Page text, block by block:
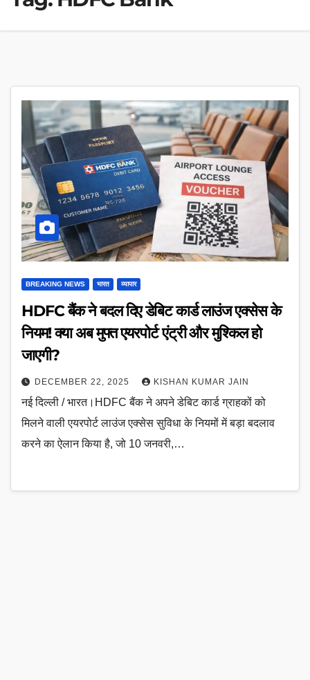
BREAKING NEWS भारत व्यापार
HDFC बैंक ने बदल दिए डेबिट कार्ड लाउंज एक्सेस के
नियम! क्या अब मुफ्त एयरपोर्ट एंट्री और मुश्किल हो
जाएगी?
DECEMBER 22, 2025 KISHAN KUMAR JAIN
नई दिल्ली / भारत।HDFC बैंक ने अपने डेबिट कार्ड ग्राहकों को
मिलने वाली एयरपोर्ट लाउंज एक्सेस सुविधा के नियमों में बड़ा बदलाव
करने का ऐलान किया है, जो 10 जनवरी,…